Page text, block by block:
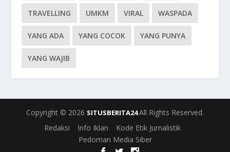
TRAVELLING UMKM VIRAL WASPADA
YANG ADA YANG COCOK YANG PUNYA
YANG WAJIB
Copyright © 2026 SITUSBERITA24All Rights Reserved.
Redaksi
Info Iklan
Kode Etik Jurnalistik
Pedoman Media Siber